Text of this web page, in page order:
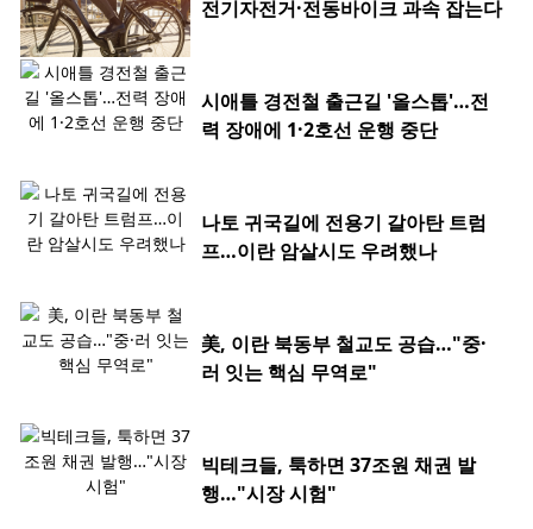
전기자전거·전동바이크 과속 잡는다
시애틀 경전철 출근길 '올스톱'…전
력 장애에 1·2호선 운행 중단
나토 귀국길에 전용기 갈아탄 트럼
프…이란 암살시도 우려했나
美, 이란 북동부 철교도 공습…"중·
러 잇는 핵심 무역로"
빅테크들, 툭하면 37조원 채권 발
행…"시장 시험"